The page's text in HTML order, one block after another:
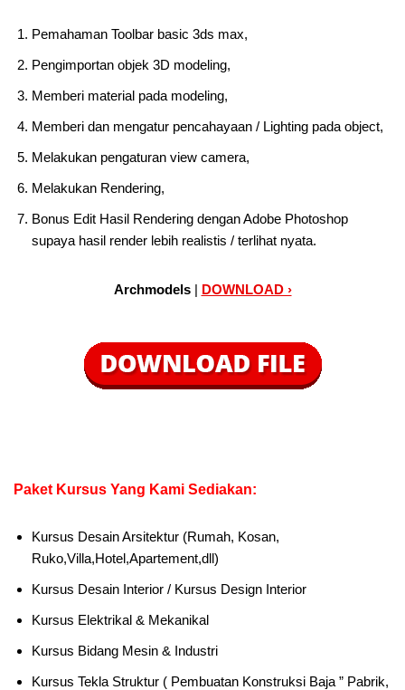
Pemahaman Toolbar basic 3ds max,
Pengimportan objek 3D modeling,
Memberi material pada modeling,
Memberi dan mengatur pencahayaan / Lighting pada object,
Melakukan pengaturan view camera,
Melakukan Rendering,
Bonus Edit Hasil Rendering dengan Adobe Photoshop
supaya hasil render lebih realistis / terlihat nyata.
Archmodels | DOWNLOAD ›
Paket Kursus Yang Kami Sediakan:
Kursus Desain Arsitektur (Rumah, Kosan,
Ruko,Villa,Hotel,Apartement,dll)
Kursus Desain Interior / Kursus Design Interior
Kursus Elektrikal & Mekanikal
Kursus Bidang Mesin & Industri
Kursus Tekla Struktur ( Pembuatan Konstruksi Baja ” Pabrik,